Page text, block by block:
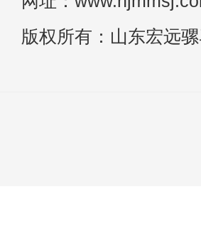
版权所有：山东宏远骡